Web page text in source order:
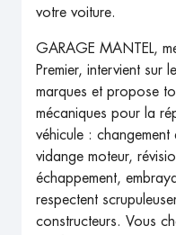
votre voiture.
GARAGE MANTEL,
Premier, intervient sur
marques et propose
mécaniques pour la
véhicule :
vidange moteur,
échappement,
respectent
constructeurs. Vous